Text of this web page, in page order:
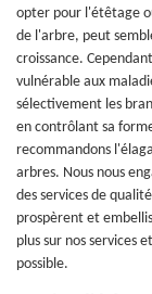
opter pour l'étêtage
de l'arbre, peut
croissance.
vulnérable aux
sélectivement les
en contrôlant sa
recommandons
arbres. Nous nous
des services de
prospèrent et
plus sur nos services
possible.